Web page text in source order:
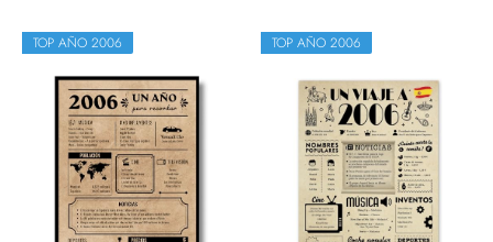
TOP AÑO 2006 TOP AÑO 2006